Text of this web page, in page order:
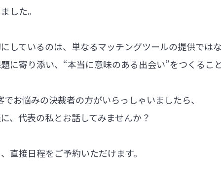
した。
しているのは、単なるマッチングツールの提供では
に寄り添い、“本当に意味のある出会い”をつくるこ
お悩みの決裁者の方がいらっしゃいましたら、
、代表の私とお話してみませんか？
直接日程をご予約いただけます。